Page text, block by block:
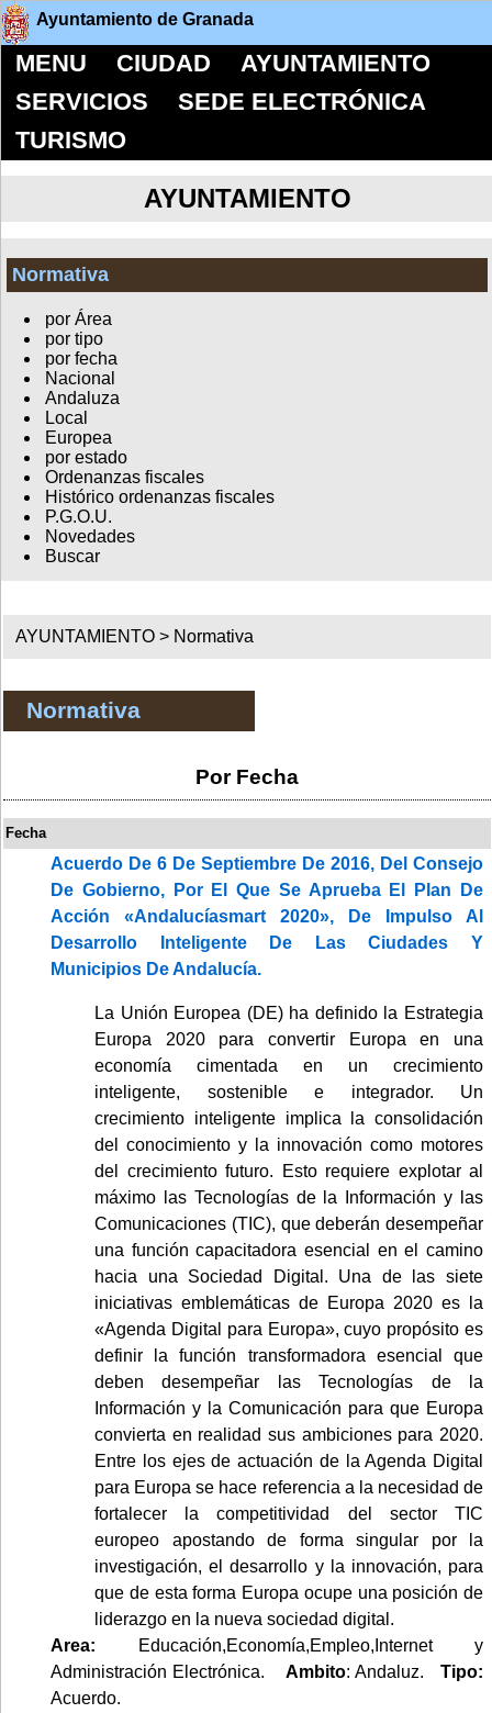
Ayuntamiento de Granada
MENU CIUDAD
AYUNTAMIENTO
SERVICIOS
SEDE ELECTRÓNICA
TURISMO
AYUNTAMIENTO
Normativa
por Área
por tipo
por fecha
Nacional
Andaluza
Local
Europea
por estado
Ordenanzas fiscales
Histórico ordenanzas fiscales
P.G.O.U.
Novedades
Buscar
AYUNTAMIENTO > Normativa
Normativa
Por Fecha
Fecha
Acuerdo De 6 De Septiembre De 2016, Del Consejo
De Gobierno, Por El Que Se Aprueba El Plan De
Acción «Andalucíasmart 2020», De Impulso Al
Desarrollo Inteligente De Las Ciudades Y
Municipios De Andalucía.
La Unión Europea (DE) ha definido la Estrategia
Europa 2020 para convertir Europa en una
economía cimentada en un crecimiento
inteligente, sostenible e integrador. Un
crecimiento inteligente implica la consolidación
del conocimiento y la innovación como motores
del crecimiento futuro. Esto requiere explotar al
máximo las Tecnologías de la Información y las
Comunicaciones (TIC), que deberán desempeñar
una función capacitadora esencial en el camino
hacia una Sociedad Digital. Una de las siete
iniciativas emblemáticas de Europa 2020 es la
«Agenda Digital para Europa», cuyo propósito es
definir la función transformadora esencial que
deben desempeñar las Tecnologías de la
Información y la Comunicación para que Europa
convierta en realidad sus ambiciones para 2020.
Entre los ejes de actuación de la Agenda Digital
para Europa se hace referencia a la necesidad de
fortalecer la competitividad del sector TIC
europeo apostando de forma singular por la
investigación, el desarrollo y la innovación, para
que de esta forma Europa ocupe una posición de
liderazgo en la nueva sociedad digital.
Area: Educación,Economía,Empleo,Internet y
Administración Electrónica.Ambito: Andaluz.Tipo:
Acuerdo.